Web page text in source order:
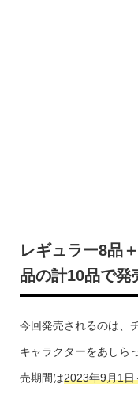
レギュラー8品
品の計10品で発
今回発売されるのは、
キャラクターをあしら
売期間は2023年9月1